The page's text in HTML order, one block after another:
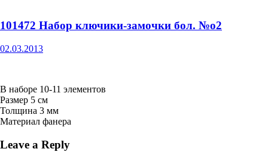
101472 Набор ключики-замочки бол. №о2
02.03.2013
В наборе 10-11 элементов
Размер 5 см
Толщина 3 мм
Материал фанера
Leave a Reply